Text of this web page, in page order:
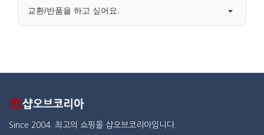
교환/반품을 하고 싶어요.
Since 2004. 최고의 쇼핑몰 샵오브코리아입니다.